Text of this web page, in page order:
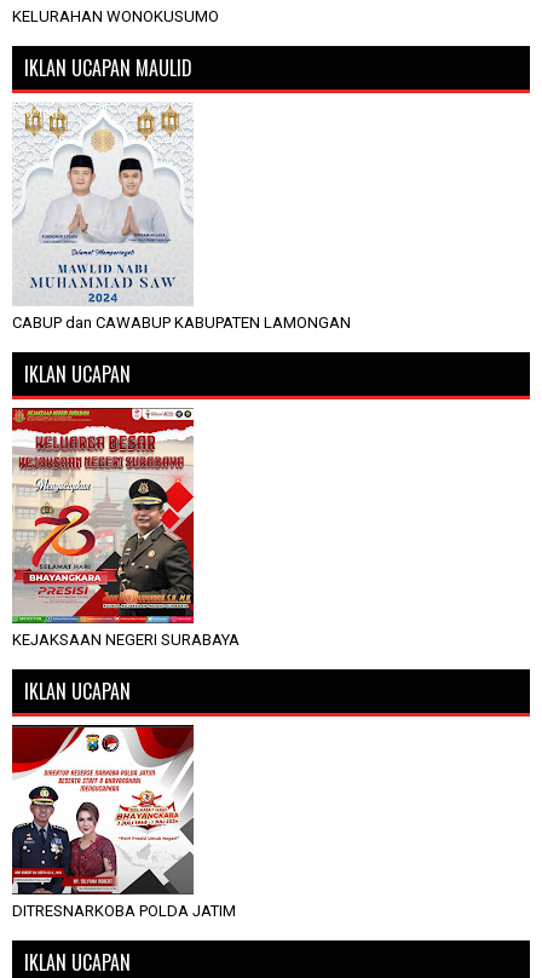
KELURAHAN WONOKUSUMO
IKLAN UCAPAN MAULID
CABUP dan CAWABUP KABUPATEN LAMONGAN
IKLAN UCAPAN
KEJAKSAAN NEGERI SURABAYA
IKLAN UCAPAN
DITRESNARKOBA POLDA JATIM
IKLAN UCAPAN